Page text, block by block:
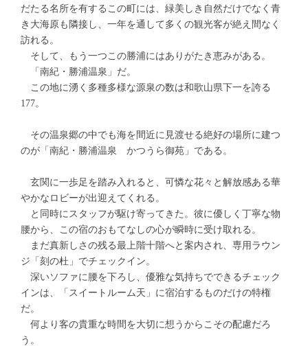
だたる名所を有するこの町には、緑美しき自然だけでなく青
き大海原も隣接し、一年を通して多くの観光客が絶え間なく
訪れる。
そして、もう一つこの勝浦にはありがたき恵みがある。
「南紀・勝浦温泉」だ。
この地に湧く多種多様な源泉の数は和歌山県下一を誇る
177。
その温泉郷の中でも海を間近に見渡せる絶好の場所に建つ
のが「南紀・勝浦温泉 かつうら御苑」である。
玄関に一歩足を踏み入れると、可憐な花々と解放感ある華
やかなロビーが出迎えてくれる。
と同時にスタッフが駆け寄ってきた。彼に優しく丁寧な物
腰から、この宿のおもてなしの心が瞬時に受け取れる。
まだ真新しさの残る最上階十階へと案内され、専用ラウン
ジ「刻の杜」でチェックイン。
深いソファに腰を下ろし、優雅な気持ちでできるチェック
インは、「スイートルーム天」に宿泊するものだけの特権
だ。
何より客の貴重な時間を大切に想うからこその配慮だろ
う。